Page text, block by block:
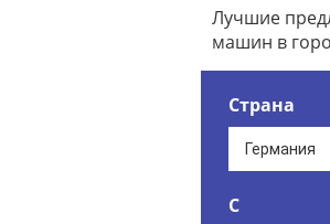
Лучшие
машин в
Страна
С